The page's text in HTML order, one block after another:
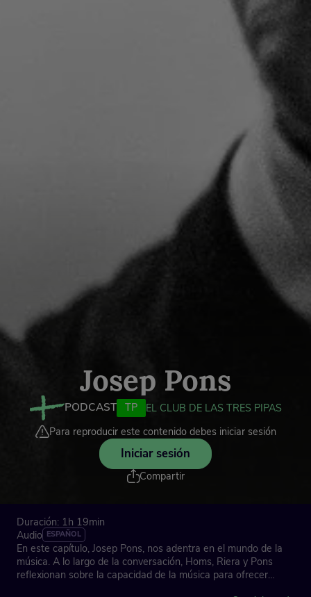
Josep Pons
PODCAST TP
EL CLUB DE LAS TRES PIPAS
Para reproducir este contenido debes iniciar sesión
Iniciar sesión
Compartir
Duración: 1h 19min
Audio ESPAÑOL
En este capítulo, Josep Pons, nos adentra en el mundo de la
música. A lo largo de la conversación, Homs, Riera y Pons
reflexionan sobre la capacidad de la música para ofrecer